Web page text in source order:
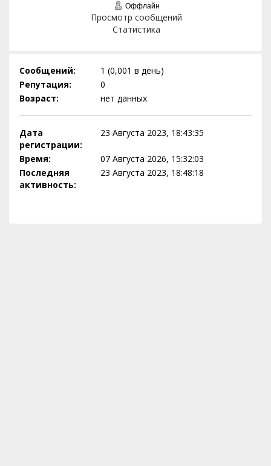
Оффлайн
Просмотр сообщений
Статистика
Сообщений:
1 (0,001 в день)
Репутация:
0
Возраст:
нет данных
Дата
регистрации:
23 Августа 2023, 18:43:35
Время:
07 Августа 2026, 15:32:03
Последняя
активность:
23 Августа 2023, 18:48:18